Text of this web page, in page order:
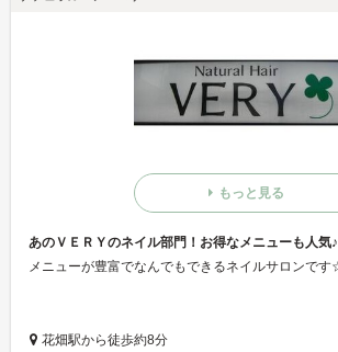
もっと見る
あのＶＥＲＹのネイル部門！お得なメニューも人気♪
花畑駅から徒歩約8分